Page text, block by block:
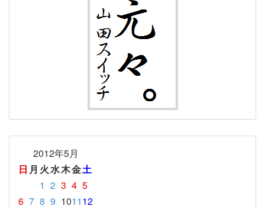
2012年5月
日 月 火水木金土
1 2 3 4 5
6 7 8 9 101112